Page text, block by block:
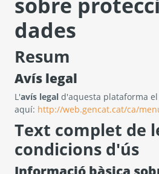
dades
Resum
Avís legal
L'avís legal d'aquesta plataforma
aquí: http://web.gencat.cat/ca/
Text complet de
condicions d'ús